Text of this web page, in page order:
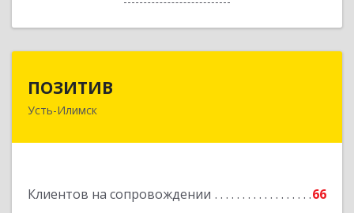
ПОЗИТИВ
Усть-Илимск
Клиентов на сопровождении 66
666679, Иркутская обл, Усть-Илимск г, Дружбы